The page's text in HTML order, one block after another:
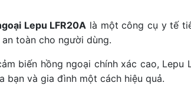
Lepu LFR20A là một công cụ y tế
toàn cho người dùng.
biến hồng ngoại chính xác cao,
bạn và gia đình một cách hiệu quả.